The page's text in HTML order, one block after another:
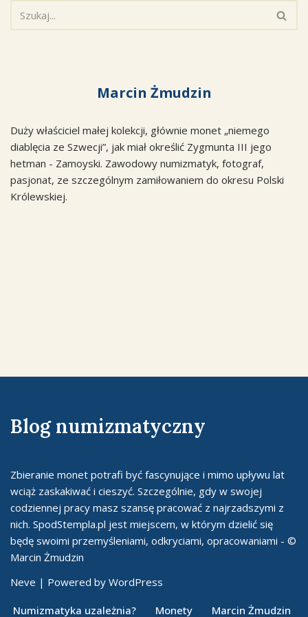
Marcin Żmudzin
Duży właściciel małej kolekcji, głównie monet „niemego
diablęcia ze Szwecji”, jak miał określić Zygmunta III jego
hetman - Zamoyski. Zawodowy numizmatyk, fotograf,
pasjonat, ze szczególnym zamiłowaniem do okresu Polski
Królewskiej.
Blog numizmatyczny
Zbieranie monet potrafi być fascynujące i mimo upływu lat
wciąż zaskakiwać i cieszyć. Szczególnie, gdy w swojej
codziennej pracy masz szansę pracować z najrzadszymi z
nich. SpodStempla.pl jest miejscem, w którym dzielić się
będę swoimi przemyśleniami, odkryciami, opracowaniami - ©
Marcin Żmudzin
Neve | Powered by WordPress
Numizmatyka uzależnia? Monety Marcin Żmudzin